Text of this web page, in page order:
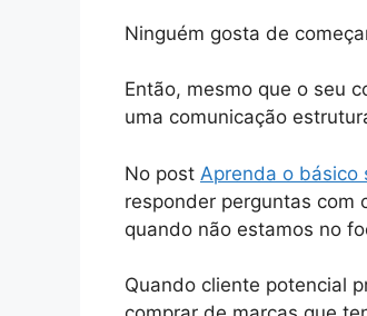
Ninguém gosta de
Então, mesmo que o seu
uma comunicação
No post Aprenda o básico
responder perguntas com
quando não estamos no
Quando cliente potencial